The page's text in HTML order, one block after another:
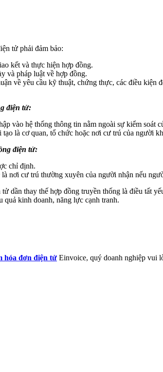
tử phải đảm bảo:
kết và thực hiện hợp đồng.
và pháp luật về hợp đồng.
về yêu cầu kỹ thuật, chứng thực, các điều kiện
điện tử:
vào hệ thống thông tin nằm ngoài sự kiểm soát
là cơ quan, tổ chức hoặc nơi cư trú của người
điện tử:
chỉ định.
nơi cư trú thường xuyên của người nhận nếu
dần thay thế hợp đồng truyền thống là điều tất
quả kinh doanh, năng lực cạnh tranh.
hóa đơn điện tử Einvoice, quý doanh nghiệp vui